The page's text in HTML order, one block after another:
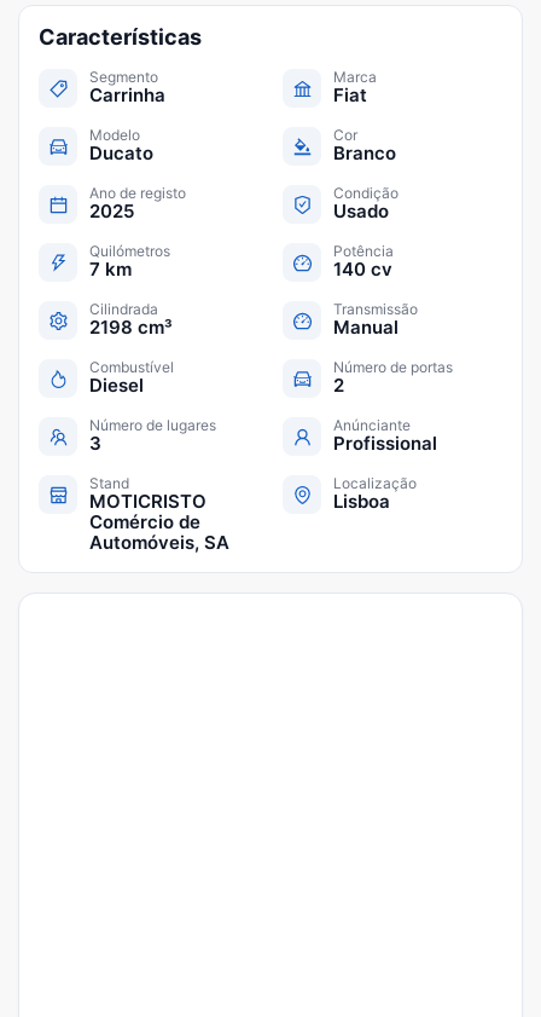
Características
Segmento
Carrinha
Marca
Fiat
Modelo
Ducato
Cor
Branco
Ano de registo
2025
Condição
Usado
Quilómetros
7 km
Potência
140 cv
Cilindrada
2198 cm³
Transmissão
Manual
Combustível
Diesel
Número de portas
2
Número de lugares
3
Anúnciante
Profissional
Stand
MOTICRISTO
Comércio de
Automóveis, SA
Localização
Lisboa